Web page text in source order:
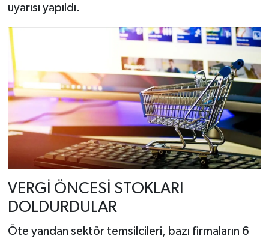
uyarısı yapıldı.
VERGİ ÖNCESİ STOKLARI
DOLDURDULAR
Öte yandan sektör temsilcileri, bazı firmaların 6